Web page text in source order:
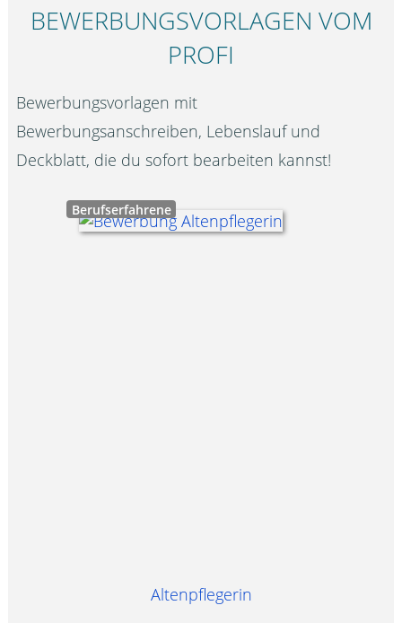
BEWERBUNGS­VORLAGEN VOM
PROFI
Bewerbungsvorlagen mit
Bewerbungsanschreiben, Lebenslauf und
Deckblatt, die du sofort bearbeiten kannst!
Berufserfahrene
Altenpflegerin